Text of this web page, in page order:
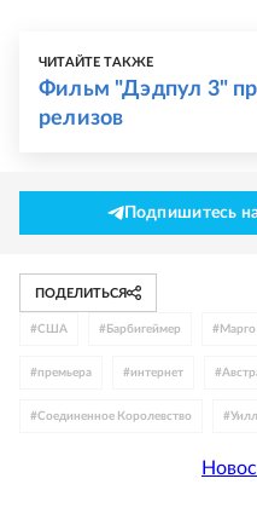
ЧИТАЙТЕ ТАКЖЕ
Фильм "Дэдпул 3"
релизов
Подпишитесь
ПОДЕЛИТЬСЯ
#США # Барбигеймер #
#премьера #интернет #
#Соединенное Королевство #